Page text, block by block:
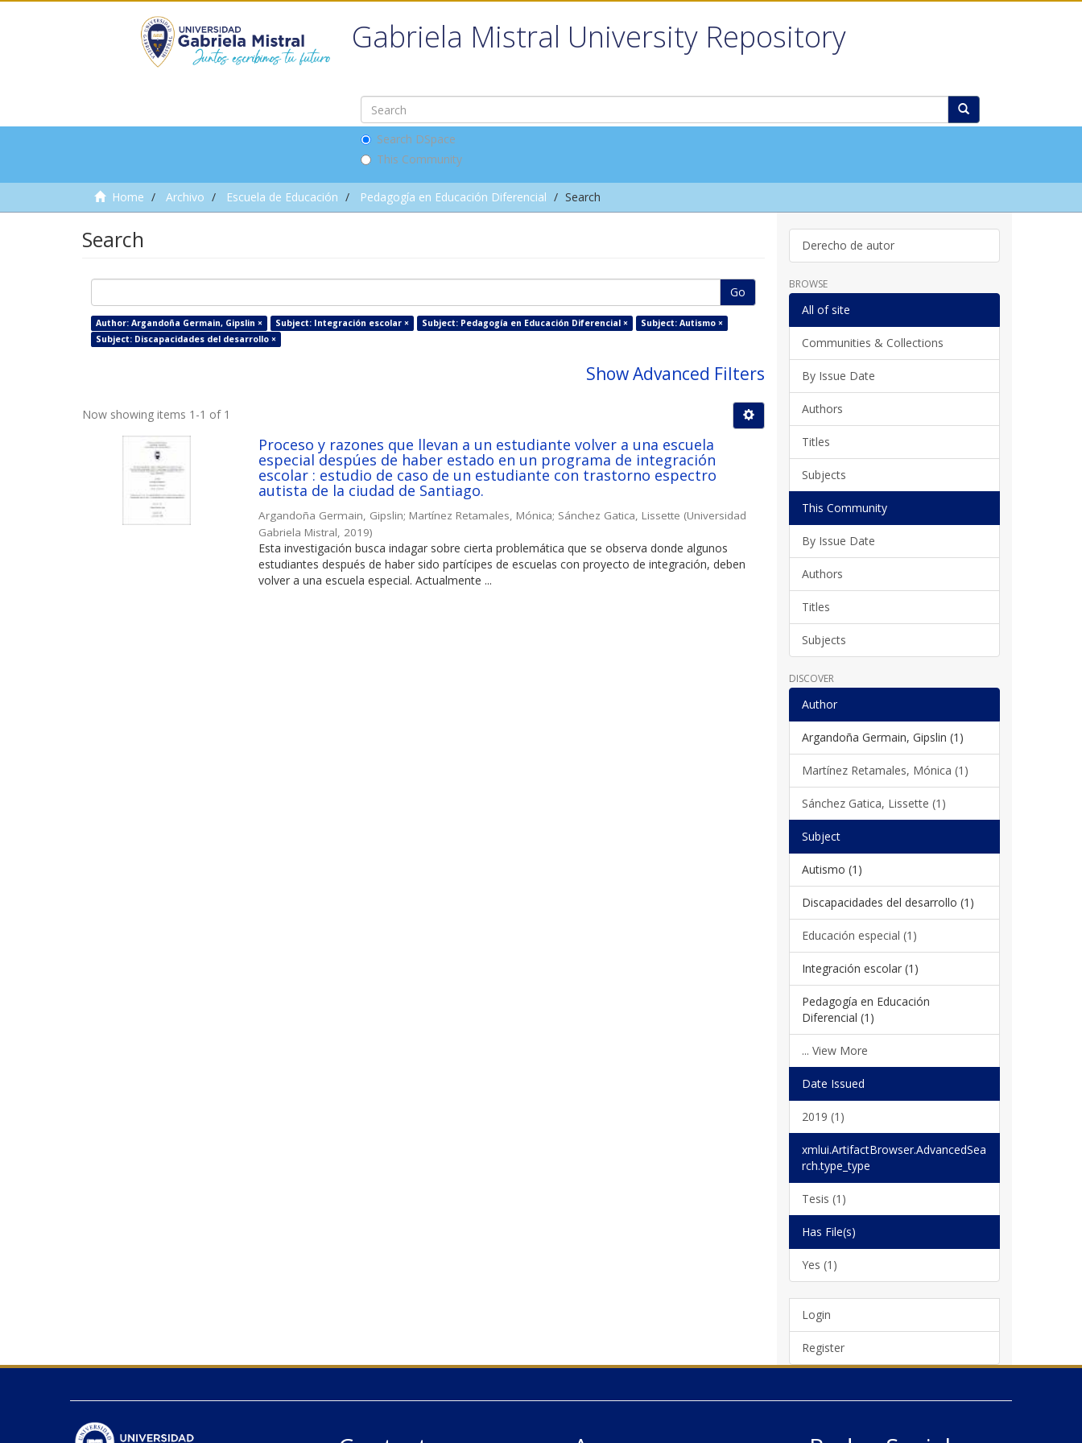
Gabriela Mistral University Repository
Search DSpace
This Community
Home Archivo Escuela de Educación Pedagogía en Educación Diferencial Search
Search
Go
Author: Argandoña Germain, Gipslin × Subject: Integración escolar × Subject: Pedagogía en Educación Diferencial ×
Subject: Autismo ×
Subject: Discapacidades del desarrollo ×
Show Advanced Filters
Now showing items 1-1 of 1
Proceso y razones que llevan a un estudiante volver a una escuela
especial despúes de haber estado en un programa de integración
escolar : estudio de caso de un estudiante con trastorno espectro
autista de la ciudad de Santiago.
Argandoña Germain, Gipslin; Martínez Retamales, Mónica; Sánchez Gatica, Lissette (Universidad
Gabriela Mistral 2019)
Esta investigación busca indagar sobre cierta problemática que se observa donde algunos
estudiantes después de haber sido partícipes de escuelas con proyecto de integración, deben
volver a una escuela especial. Actualmente ...
Derecho de autor
BROWSE
All of site
Communities & Collections
By Issue Date
Authors
Titles
Subjects
This Community
By Issue Date
Authors
Titles
Subjects
DISCOVER
Author
Argandoña Germain, Gipslin (1)
Martínez Retamales, Mónica (1)
Sánchez Gatica, Lissette (1)
Subject
Autismo (1)
Discapacidades del desarrollo (1)
Educación especial (1)
Integración escolar (1)
Pedagogía en Educación
Diferencial (1)
... View More
Date Issued
2019 (1)
xmlui.ArtifactBrowser.AdvancedSea
rch.type_type
Tesis (1)
Has File(s)
Yes (1)
Login
Register